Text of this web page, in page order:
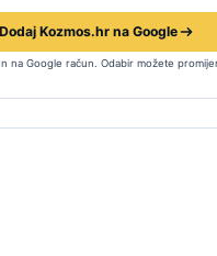
Dodaj Kozmos.hr na Google
na Google račun. Odabir možete